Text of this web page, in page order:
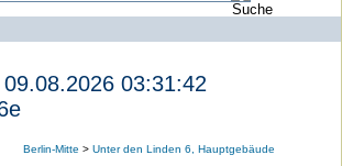
menu
03:31:42
Berlin-Mitte >Unter den Linden 6, Hauptgebäude